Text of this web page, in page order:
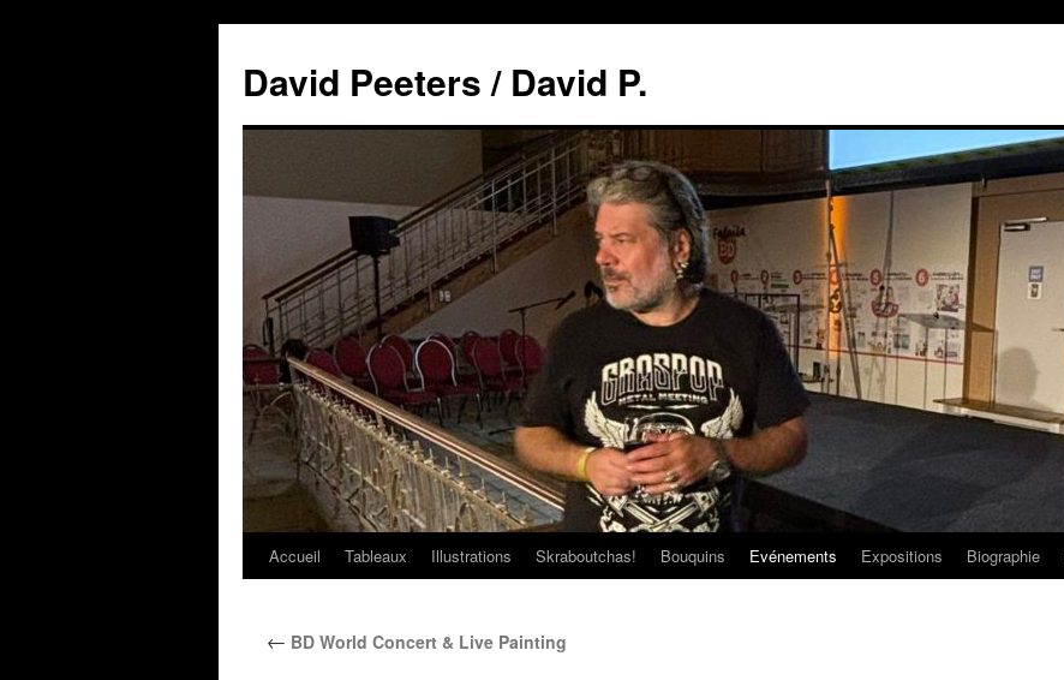
David Peeters / David P.
Accueil Tableaux Illustrations Skraboutchas! Bouquins Evénements Expositions Biographie
← BD World Concert & Live Painting